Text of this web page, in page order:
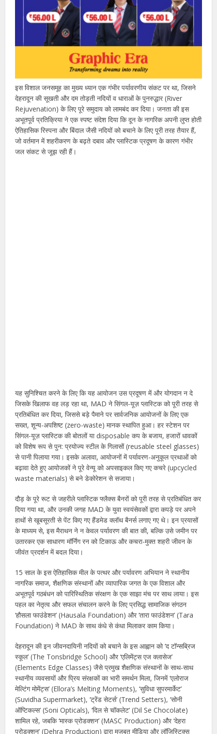
इस विशाल जनसमूह का मुख्य ध्यान एक गंभीर पर्यावरणीय संकट पर था, जिसने
देहरादून की सूखती और दम तोड़ती नदियों व धाराओं के पुनरुद्धार (River
Rejuvenation) के लिए पूरे समुदाय को लामबंद कर दिया। जनता की इस
अभूतपूर्व प्रतिक्रिया ने एक स्पष्ट संदेश दिया कि दून के नागरिक अपनी लुप्त होती
ऐतिहासिक रिस्पना और बिंदाल जैसी नदियों को बचाने के लिए पूरी तरह तैयार हैं,
जो वर्तमान में शहरीकरण के बढ़ते दबाव और प्लास्टिक प्रदूषण के कारण गंभीर
जल संकट से जूझ रही हैं।
यह सुनिश्चित करने के लिए कि यह आयोजन उस प्रदूषण में और योगदान न दे
जिसके खिलाफ वह लड़ रहा था, MAD ने सिंगल-यूज़ प्लास्टिक को पूरी तरह से
प्रतिबंधित कर दिया, जिससे बड़े पैमाने पर सार्वजनिक आयोजनों के लिए एक
सख्त, शून्य-अपशिष्ट (zero-waste) मानक स्थापित हुआ। हर स्टेशन पर
सिंगल-यूज़ प्लास्टिक की बोतलों या disposable कप के बजाय, हजारों धावकों
को विशेष रूप से पुन: प्रयोज्य स्टील के गिलासों (reusable steel glasses)
से पानी पिलाया गया। इसके अलावा, आयोजनों में पर्यावरण-अनुकूल प्रथाओं को
बढ़ावा देते हुए आयोजकों ने पूरे वेन्यू को अपसाइकल किए गए कचरे (upcycled
waste materials) से बने डेकोरेशन से सजाया।
दौड़ के पूरे रूट से जहरीले प्लास्टिक फ्लैक्स बैनरों को पूरी तरह से प्रतिबंधित कर
दिया गया था, और उनकी जगह MAD के युवा स्वयंसेवकों द्वारा कपड़े पर अपने
हाथों से खूबसूरती से पेंट किए गए हैंडमेड क्लॉथ बैनर्स लगाए गए थे। इन प्रयासों
के माध्यम से, इस मैराथन ने न केवल पर्यावरण की बात की, बल्कि उसे जमीन पर
उतारकर एक साधारण मॉर्निंग रन को टिकाऊ और कचरा-मुक्त शहरी जीवन के
जीवंत प्रदर्शन में बदल दिया।
15 साल के इस ऐतिहासिक मील के पत्थर और पर्यावरण अभियान ने स्थानीय
नागरिक समाज, शैक्षणिक संस्थानों और व्यापारिक जगत के एक विशाल और
अभूतपूर्व गठबंधन को पारिस्थितिक संरक्षण के एक साझा मंच पर साथ लाया। इस
पहल का नेतृत्व और सफल संचालन करने के लिए प्रसिद्ध सामाजिक संगठन
‘हौसला फाउंडेशन’ (Hausala Foundation) और ‘तारा फाउंडेशन’ (Tara
Foundation) ने MAD के साथ कंधे से कंधा मिलाकर काम किया।
देहरादून की इन जीवनदायिनी नदियों को बचाने के इस आह्वान को ‘द टॉन्सब्रिज
स्कूल’ (The Tonsbridge School) और ‘एलिमेंट्स एज क्लासेज’
(Elements Edge Classes) जैसे प्रमुख शैक्षणिक संस्थानों के साथ-साथ
स्थानीय व्यवसायों और प्रिय संरक्षकों का भारी समर्थन मिला, जिनमें ‘एलोराज
मेल्टिंग मोमेंट्स’ (Ellora’s Melting Moments), ‘सुविधा सुपरमार्केट’
(Suvidha Supermarket), ‘ट्रेंड सेटर्स’ (Trend Setters), ‘सोनी
ऑप्टिकल्स’ (Soni Opticals), ‘दिल से चॉकलेट’ (Dil Se Chocolate)
शामिल रहे, जबकि ‘मास्क प्रोडक्शन’ (MASC Production) और ‘देहरा
प्रोडक्शन’ (Dehra Production) द्वारा मजबूत मीडिया और लॉजिस्टिक्स